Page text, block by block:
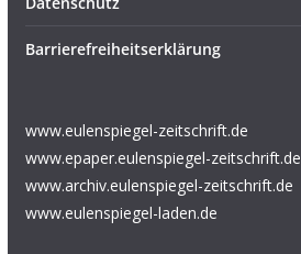
Barrierefreiheitserklärung
www.eulenspiegel-zeitschrift.de
www.epaper.eulenspiegel-zeitschrift.de
www.archiv.eulenspiegel-zeitschrift.de
www.eulenspiegel-laden.de